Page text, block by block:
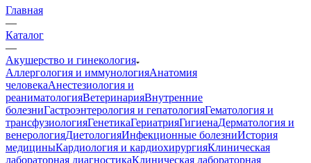
Главная
—
Каталог
—
Акушерство и гинекология
Аллергология и иммунологияАнатомия
человекаАнестезиология и
реаниматологияВетеринарияВнутренние
болезниГастроэнтерология и гепатологияГематология и
трансфузиологияГенетикаГериатрияГигиенаДерматология и
венерологияДиетологияИнфекционные болезниИстория
медициныКардиология и кардиохирургияКлиническая
лабораторная диагностикаКлиническая лабораторная